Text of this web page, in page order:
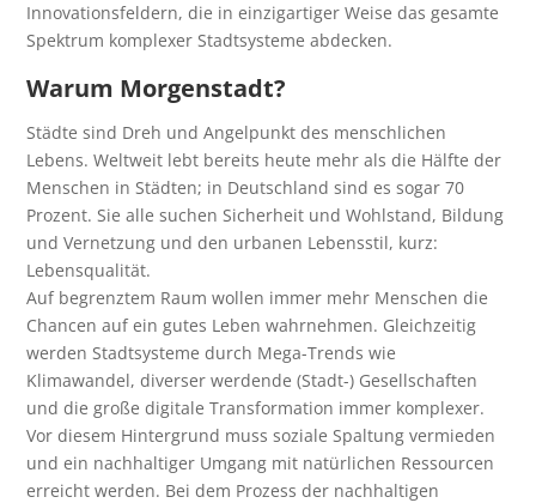
Innovationsfeldern, die in einzigartiger Weise das gesamte
Spektrum komplexer Stadtsysteme abdecken.
Warum Morgenstadt?
Städte sind Dreh und Angelpunkt des menschlichen
Lebens. Weltweit lebt bereits heute mehr als die Hälfte der
Menschen in Städten; in Deutschland sind es sogar 70
Prozent. Sie alle suchen Sicherheit und Wohlstand, Bildung
und Vernetzung und den urbanen Lebensstil, kurz:
Lebensqualität.
Auf begrenztem Raum wollen immer mehr Menschen die
Chancen auf ein gutes Leben wahrnehmen. Gleichzeitig
werden Stadtsysteme durch Mega-Trends wie
Klimawandel, diverser werdende (Stadt-) Gesellschaften
und die große digitale Transformation immer komplexer.
Vor diesem Hintergrund muss soziale Spaltung vermieden
und ein nachhaltiger Umgang mit natürlichen Ressourcen
erreicht werden. Bei dem Prozess der nachhaltigen